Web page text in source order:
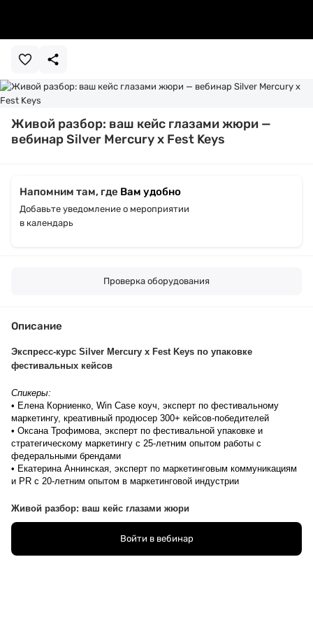
Живой разбор: ваш кейс глазами жюри —
вебинар Silver Mercury x Fest Keys
Напомним там, где Вам удобно
Добавьте уведомление о мероприятии
в календарь
Проверка оборудования
Описание
Экспресс-курс Silver Mercury x Fest Keys по упаковке
фестивальных кейсов
Спикеры:
• Елена Корниенко, Win Case коуч, эксперт по фестивальному
маркетингу, креативный продюсер 300+ кейсов-победителей
• Оксана Трофимова, эксперт по фестивальной упаковке и
стратегическому маркетингу с 25‑летним опытом работы с
федеральными брендами
• Екатерина Аннинская, эксперт по маркетинговым коммуникациям
и PR с 20-летним опытом в маркетинговой индустрии
Живой разбор: ваш кейс глазами жюри
Вебинар 5 — 15 апреля, 11:30
Войти в вебинар